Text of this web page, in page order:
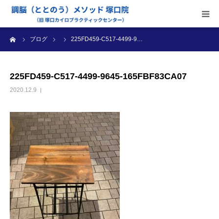
ブログ 225FD459-C517-4499-9…
225FD459-C517-4499-9645-165FBF83CA07
2020.12.9
当院のご案内
アクセス
ブログ
診療カレンダー